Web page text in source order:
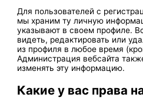
Для пользователей с
мы храним ту личную
указывают в своем профиле.
видеть, редактировать или
из профиля в любое время
Администрация вебсайта
изменять эту информацию.
Какие у вас права